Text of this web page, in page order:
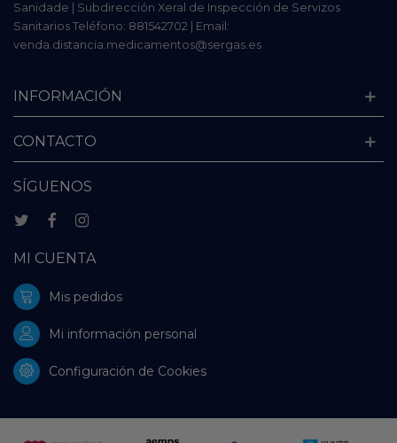
Sanidade | Subdirección Xeral de Inspección de Servizos
Sanitarios Teléfono: 881542702 | Email:
venda.distancia.medicamentos@sergas.es
INFORMACIÓN
CONTACTO
SÍGUENOS
MI CUENTA
Mis pedidos
Mi información personal
Configuración de Cookies